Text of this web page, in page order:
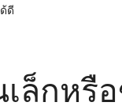
ดี
ล็กหรื